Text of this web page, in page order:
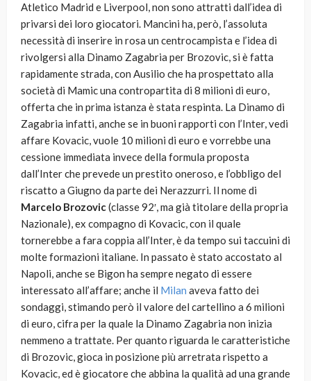
Atletico Madrid e Liverpool, non sono attratti dall’idea di
privarsi dei loro giocatori. Mancini ha, però, l’assoluta
necessità di inserire in rosa un centrocampista e l’idea di
rivolgersi alla Dinamo Zagabria per Brozovic, si è fatta
rapidamente strada, con Ausilio che ha prospettato alla
società di Mamic una contropartita di 8 milioni di euro,
offerta che in prima istanza è stata respinta. La Dinamo di
Zagabria infatti, anche se in buoni rapporti con l’Inter, vedi
affare Kovacic, vuole 10 milioni di euro e vorrebbe una
cessione immediata invece della formula proposta
dall’Inter che prevede un prestito oneroso, e l’obbligo del
riscatto a Giugno da parte dei Nerazzurri. Il nome di
Marcelo Brozovic(classe 92′, ma già titolare della propria
Nazionale), ex compagno di Kovacic, con il quale
tornerebbe a fara coppia all’Inter, è da tempo sui taccuini di
molte formazioni italiane. In passato è stato accostato al
Napoli, anche se Bigon ha sempre negato di essere
interessato all’affare; anche il Milan aveva fatto dei
sondaggi, stimando però il valore del cartellino a 6 milioni
di euro, cifra per la quale la Dinamo Zagabria non inizia
nemmeno a trattate. Per quanto riguarda le caratteristiche
di Brozovic, gioca in posizione più arretrata rispetto a
Kovacic, ed è giocatore che abbina la qualità ad una grande